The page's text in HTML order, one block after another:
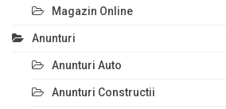
Magazin Online
Anunturi
Anunturi Auto
Anunturi Constructii